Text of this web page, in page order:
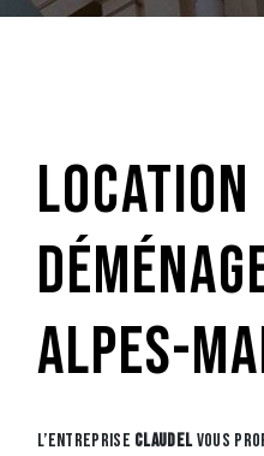
location
Alpes-
L’entreprise CLAUDELvous